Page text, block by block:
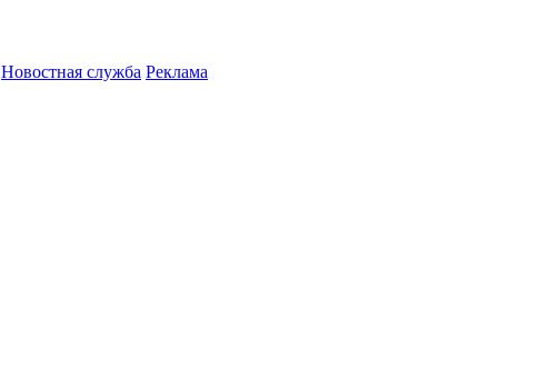
Новостная служба Реклама